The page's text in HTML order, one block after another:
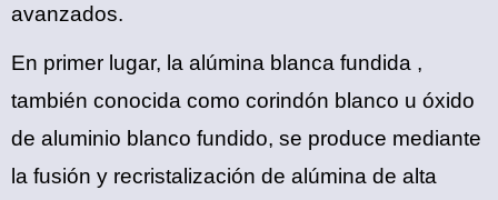
avanzados.
En primer lugar, la alúmina blanca fundida ,
también conocida como corindón blanco u óxido
de aluminio blanco fundido, se produce mediante
la fusión y recristalización de alúmina de alta